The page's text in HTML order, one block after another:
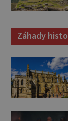
Záhady